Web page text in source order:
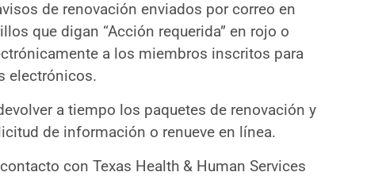
de renovación enviados por correo en
que digan “Acción requerida” en rojo o
a los miembros inscritos para
electrónicos.
a tiempo los paquetes de renovación y
de información o renueve en línea.
con Texas Health & Human Services